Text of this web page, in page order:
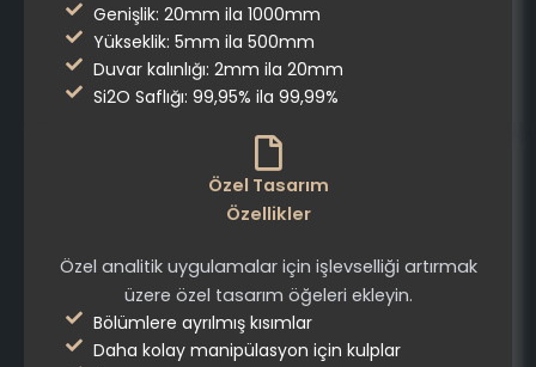
Genişlik: 20mm ila 1000mm
Yükseklik: 5mm ila 500mm
Duvar kalınlığı: 2mm ila 20mm
Si2O Saflığı: 99,95% ila 99,99%
Özel Tasarım
Özellikler
Özel analitik uygulamalar için işlevselliği artırmak
üzere özel tasarım öğeleri ekleyin.
Bölümlere ayrılmış kısımlar
Daha kolay manipülasyon için kulplar